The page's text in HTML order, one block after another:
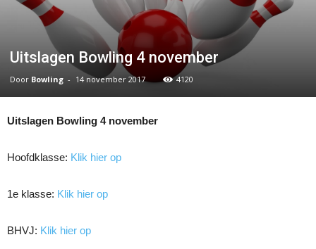
Uitslagen Bowling 4 november
Door Bowling - 14 november 2017 4120
Uitslagen Bowling 4 november
Hoofdklasse: Klik hier op
1e klasse: Klik hier op
BHVJ: Klik hier op